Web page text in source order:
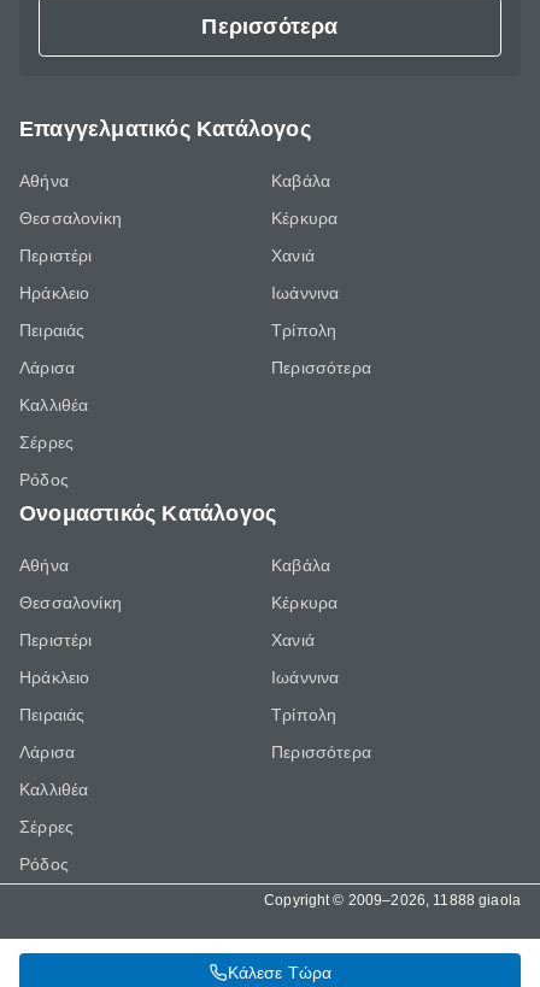
Κάλεσε Τώρα
Περισσότερα
Επαγγελματικός Κατάλογος
Αθήνα
Θεσσαλονίκη
Περιστέρι
Ηράκλειο
Πειραιάς
Λάρισα
Καλλιθέα
Σέρρες
Ρόδος
Καβάλα
Κέρκυρα
Χανιά
Ιωάννινα
Τρίπολη
Περισσότερα
Ονομαστικός Κατάλογος
Αθήνα
Θεσσαλονίκη
Περιστέρι
Ηράκλειο
Πειραιάς
Λάρισα
Καλλιθέα
Σέρρες
Ρόδος
Καβάλα
Κέρκυρα
Χανιά
Ιωάννινα
Τρίπολη
Περισσότερα
Copyright © 2009–2026, 11888 giaola